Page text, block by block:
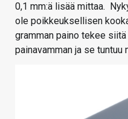
0,1 mm:ä lisää mittaa.
ole poikkeuksellisen
gramman paino tekee
painavamman ja se tuntuu